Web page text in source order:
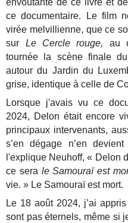
envoûtante de ce livre et
ce documentaire. Le film
virée melvillienne, que ce
sur Le Cercle rouge, au
tournée la scène finale
autour du Jardin du
grise, identique à celle de
Lorsque j'avais vu ce
2024, Delon était encore
principaux intervenants,
s’en dégage n’en
l'explique Neuhoff, « Delon
ce sera le Samouraï est
vie. » Le Samouraï est mort.
Le 18 août 2024, j’ai
sont pas éternels, même si